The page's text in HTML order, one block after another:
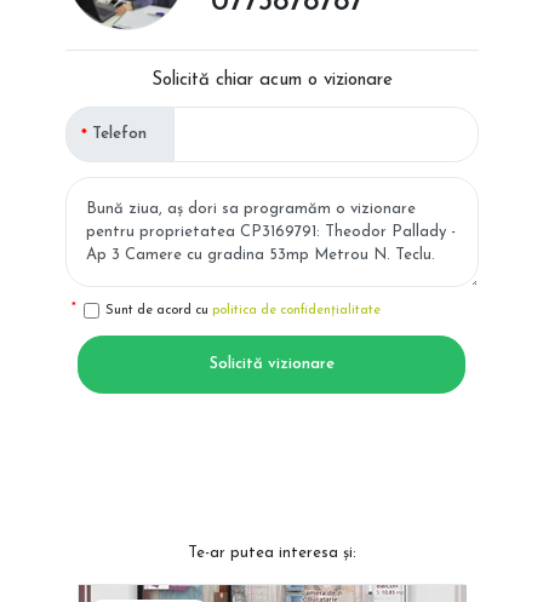
Solicită chiar acum o vizionare
Telefon
Sunt de acord cu politica de confidențialitate
Solicită vizionare
Te-ar putea interesa și: